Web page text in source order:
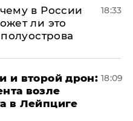
в России
ли это
18:33
и второй дрон:
возле
в Лейпциге
18:09